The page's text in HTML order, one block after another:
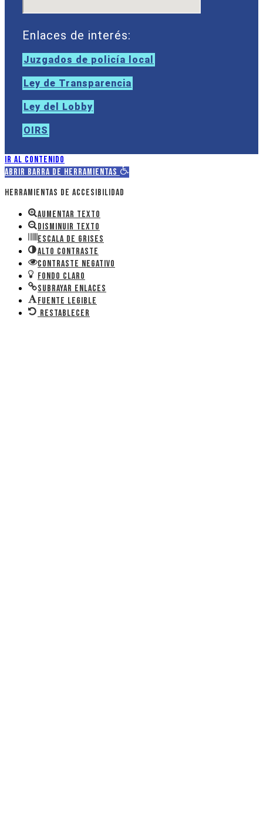
Enlaces de interés:
Juzgados de policía local
Ley de Transparencia
Ley del Lobby
OIRS
Ir al contenido
Abrir barra de herramientas
Herramientas de accesibilidad
Aumentar texto
Disminuir texto
Escala de grises
Alto contraste
Contraste negativo
Fondo claro
Subrayar enlaces
Fuente legible
Restablecer